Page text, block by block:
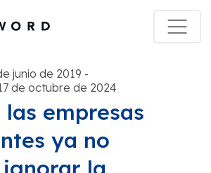
junio de 2019 -
de octubre de 2024
las empresas
ya no